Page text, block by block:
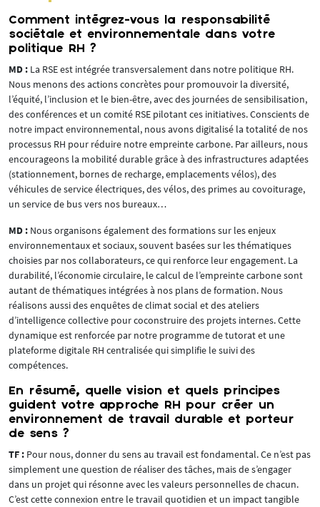
Comment intégrez-vous la responsabilité
sociétale et environnementale dans votre
politique RH ?
MD : La RSE est intégrée transversalement dans notre politique RH.
Nous menons des actions concrètes pour promouvoir la diversité,
l’équité, l’inclusion et le bien-être, avec des journées de sensibilisation,
des conférences et un comité RSE pilotant ces initiatives. Conscients de
notre impact environnemental, nous avons digitalisé la totalité de nos
processus RH pour réduire notre empreinte carbone. Par ailleurs, nous
encourageons la mobilité durable grâce à des infrastructures adaptées
(stationnement, bornes de recharge, emplacements vélos), des
véhicules de service électriques, des vélos, des primes au covoiturage,
un service de bus vers nos bureaux…
MD : Nous organisons également des formations sur les enjeux
environnementaux et sociaux, souvent basées sur les thématiques
choisies par nos collaborateurs, ce qui renforce leur engagement. La
durabilité, l’économie circulaire, le calcul de l’empreinte carbone sont
autant de thématiques intégrées à nos plans de formation. Nous
réalisons aussi des enquêtes de climat social et des ateliers
d’intelligence collective pour coconstruire des projets internes. Cette
dynamique est renforcée par notre programme de tutorat et une
plateforme digitale RH centralisée qui simplifie le suivi des
compétences.
En résumé, quelle vision et quels principes
guident votre approche RH pour créer un
environnement de travail durable et porteur
de sens ?
TF : Pour nous, donner du sens au travail est fondamental. Ce n’est pas
simplement une question de réaliser des tâches, mais de s’engager
dans un projet qui résonne avec les valeurs personnelles de chacun.
C’est cette connexion entre le travail quotidien et un impact tangible